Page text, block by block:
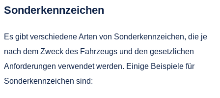
Sonderkennzeichen
Es gibt verschiedene Arten von Sonderkennzeichen, die je
nach dem Zweck des Fahrzeugs und den gesetzlichen
Anforderungen verwendet werden. Einige Beispiele für
Sonderkennzeichen sind: